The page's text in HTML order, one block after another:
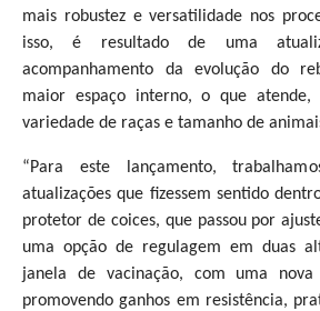
mais robustez e versatilidade nos
isso, é resultado de uma
acompanhamento da evolução do
maior espaço interno, o que
variedade de raças e tamanho de
“Para este lançamento,
atualizações que fizessem sentido
protetor de coices, que passou por
uma opção de regulagem em duas
janela de vacinação, com uma nova
promovendo ganhos em resistência,